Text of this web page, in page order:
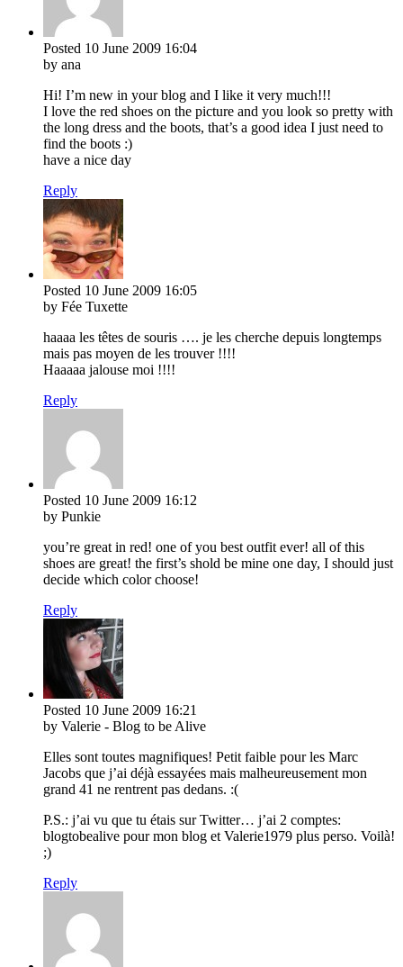
Posted 10 June 2009 16:04
by ana
Hi! I’m new in your blog and I like it very much!!!
I love the red shoes on the picture and you look so pretty with
the long dress and the boots, that’s a good idea I just need to
find the boots :)
have a nice day
Reply
Posted 10 June 2009 16:05
by Fée Tuxette
haaaa les têtes de souris …. je les cherche depuis longtemps
mais pas moyen de les trouver !!!!
Haaaaa jalouse moi !!!!
Reply
Posted 10 June 2009 16:12
by Punkie
you’re great in red! one of you best outfit ever! all of this
shoes are great! the first’s shold be mine one day, I should just
decide which color choose!
Reply
Posted 10 June 2009 16:21
by Valerie - Blog to be Alive
Elles sont toutes magnifiques! Petit faible pour les Marc
Jacobs que j’ai déjà essayées mais malheureusement mon
grand 41 ne rentrent pas dedans. :(
P.S.: j’ai vu que tu étais sur Twitter… j’ai 2 comptes:
blogtobealive pour mon blog et Valerie1979 plus perso. Voilà!
;)
Reply